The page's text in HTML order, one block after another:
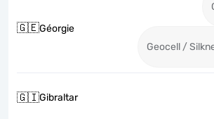
🇬🇪Géorgie
Geocell /
🇬🇮Gibraltar